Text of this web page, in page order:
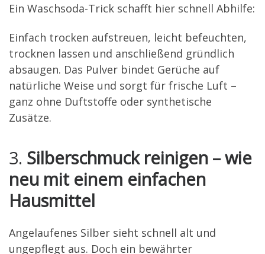
Ein Waschsoda-Trick schafft hier schnell Abhilfe:
Einfach trocken aufstreuen, leicht befeuchten,
trocknen lassen und anschließend gründlich
absaugen. Das Pulver bindet Gerüche auf
natürliche Weise und sorgt für frische Luft –
ganz ohne Duftstoffe oder synthetische
Zusätze.
3. Silberschmuck reinigen – wie
neu mit einem einfachen
Hausmittel
Angelaufenes Silber sieht schnell alt und
ungepflegt aus. Doch ein bewährter